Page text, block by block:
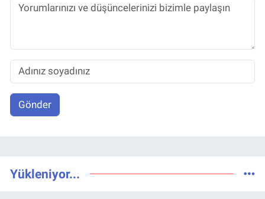
Gönder
Yükleniyor...